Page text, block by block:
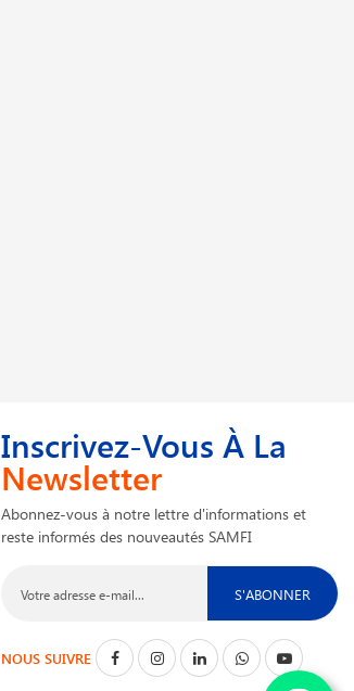
Inscrivez-Vous À La
Newsletter
Abonnez-vous à notre lettre d'informations et
reste informés des nouveautés SAMFI
S'ABONNER
NOUS SUIVRE